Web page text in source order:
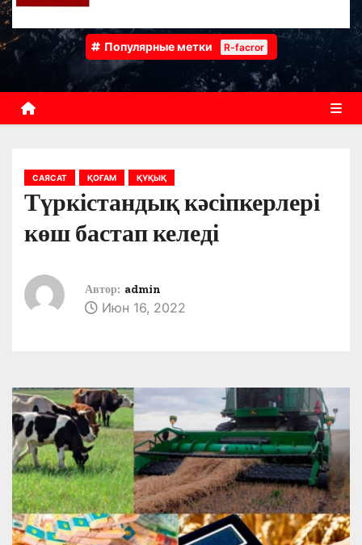
Популярные метки R-facror
САЯСАТ ҚОҒАМ ҚҰҚЫҚ
Түркістандық кәсіпкерлері
көш бастап келеді
Автор: admin
Июн 16, 2022